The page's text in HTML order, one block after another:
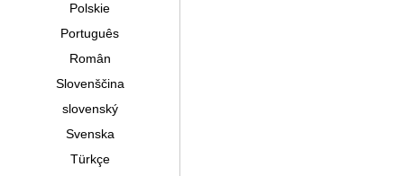
Polskie
Português
Român
Slovenščina
slovenský
Svenska
Türkçe